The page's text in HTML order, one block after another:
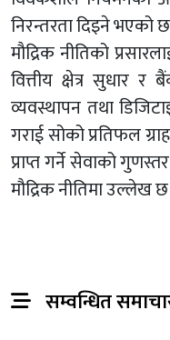
निरन्तरता दिइने भएको
मौद्रिक नीतिको
वित्तीय क्षेत्र सुधार र
व्यवस्थापन तथा
गराई सोको प्रतिफल
प्राप्त गर्ने सेवाको
मौद्रिक नीतिमा उल्लेख छ
सम्वन्धित